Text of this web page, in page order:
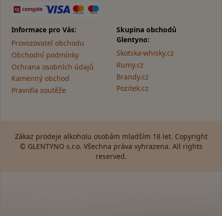
Informace pro Vás:
Provozovatel obchodu
Obchodní podmínky
Ochrana osobních údajů
Kamenný obchod
Pravidla soutěže
Skupina obchodů
Glentyno:
Skotska-whisky.cz
Rumy.cz
Brandy.cz
Pozitek.cz
Zákaz prodeje alkoholu osobám mladším 18 let. Copyright
© GLENTYNO s.r.o. Všechna práva vyhrazena. All rights
reserved.